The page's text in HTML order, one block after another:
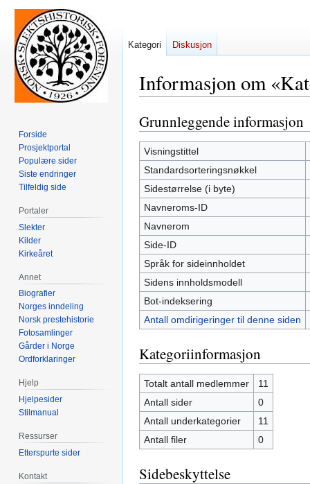
Informasjon om
Hopp
til
navigering
Hopp
til
søk
Grunnleggende informasjon
Visningstittel
Standardsorteringsnøkkel
Sidestørrelse (i byte)
Navneroms-ID
Navnerom
Side-ID
Språk for sideinnholdet
Sidens innholdsmodell
Bot-indeksering
Antall omdirigeringer til denne siden
Kategoriinformasjon
Totalt antall medlemmer
11
Antall sider
0
Antall underkategorier
11
Antall filer
0
Sidebeskyttelse
Kategori Diskusjon
Forside
Prosjektportal
Populære sider
Siste endringer
Tilfeldig side
Portaler
Slekter
Kilder
Kirkeåret
Annet
Biografier
Norges inndeling
Norsk prestehistorie
Fotosamlinger
Gårder i Norge
Ordforklaringer
Hjelp
Hjelpesider
Stilmanual
Ressurser
Etterspurte sider
Kontakt